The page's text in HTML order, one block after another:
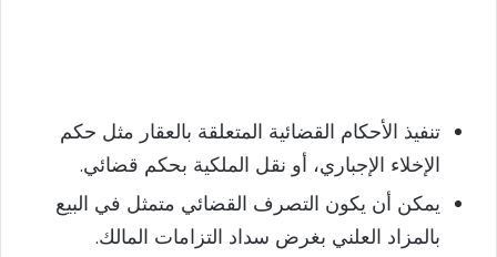
تنفيذ الأحكام القضائية المتعلقة بالعقار مثل حكم
الإخلاء الإجباري، أو نقل الملكية بحكم قضائي.
يمكن أن يكون التصرف القضائي متمثل في البيع
بالمزاد العلني بغرض سداد التزامات المالك.